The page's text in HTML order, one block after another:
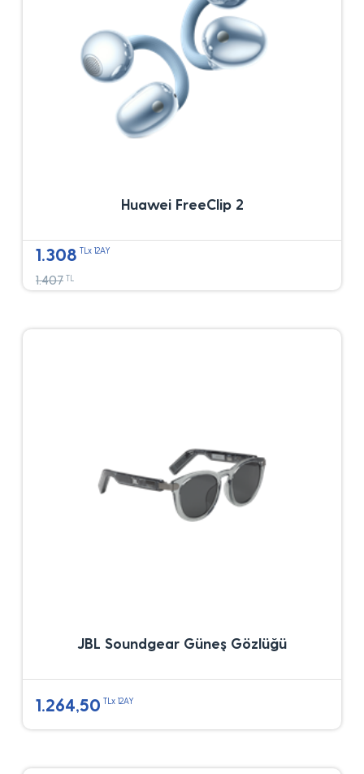
Huawei FreeClip 2
1.308 TLx 12AY
1.407 TL
JBL Soundgear Güneş Gözlüğü
1.264,50 TLx 12AY